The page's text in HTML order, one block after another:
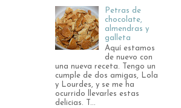
Petras de
chocolate,
almendras y
galleta
Aquí estamos
de nuevo con
una nueva receta. Tengo un
cumple de dos amigas, Lola
y Lourdes, y se me ha
ocurrido llevarles estas
delicias. T...